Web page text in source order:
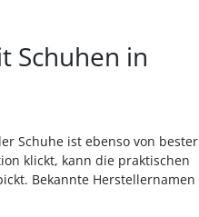
Schuhen in
Schuhe ist ebenso von bester
klickt, kann die praktischen
Bekannte Herstellernamen